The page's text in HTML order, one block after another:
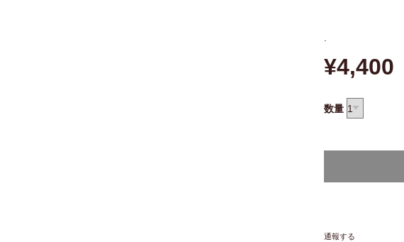
¥4,400
数量
通報する